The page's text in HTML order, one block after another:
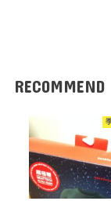
RECOMMEND